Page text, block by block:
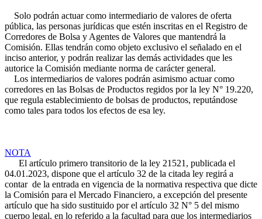
Solo podrán actuar como intermediario de valores de oferta
pública, las personas jurídicas que estén inscritas en el Registro de
Corredores de Bolsa y Agentes de Valores que mantendrá la
Comisión. Ellas tendrán como objeto exclusivo el señalado en el
inciso anterior, y podrán realizar las demás actividades que les
autorice la Comisión mediante norma de carácter general.
Los intermediarios de valores podrán asimismo actuar como
corredores en las Bolsas de Productos regidos por la ley N° 19.220,
que regula establecimiento de bolsas de productos, reputándose
como tales para todos los efectos de esa ley.
NOTA
El artículo primero transitorio de la ley 21521, publicada el
04.01.2023, dispone que el artículo 32 de la citada ley regirá a
contar de la entrada en vigencia de la normativa respectiva que dicte
la Comisión para el Mercado Financiero, a excepción del presente
artículo que ha sido sustituido por el artículo 32 N° 5 del mismo
cuerpo legal, en lo referido a la facultad para que los intermediarios